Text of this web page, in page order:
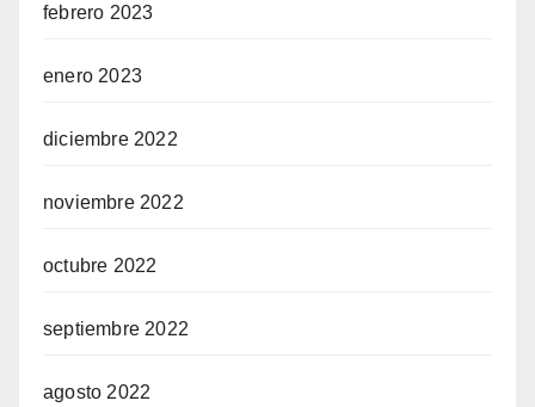
febrero 2023
enero 2023
diciembre 2022
noviembre 2022
octubre 2022
septiembre 2022
agosto 2022